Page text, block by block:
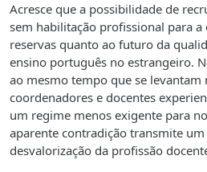
Acresce que a possibilidade de
sem habilitação profissional para a
reservas quanto ao futuro da
ensino português no estrangeiro.
ao mesmo tempo que se levantam
coordenadores e docentes
um regime menos exigente para
aparente contradição transmite
desvalorização da profissão